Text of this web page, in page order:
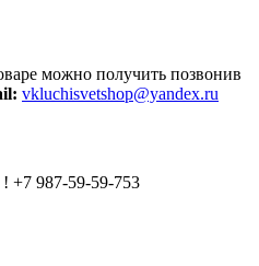
можно получить позвонив
vkluchisvetshop@yandex.ru
! +7 987-59-59-753